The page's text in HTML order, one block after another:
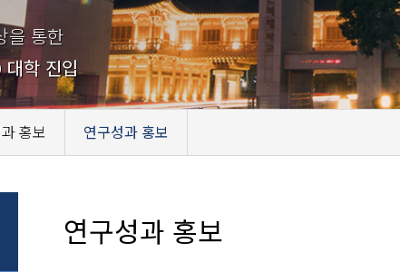
을 통한
학 진입
홍보 연구성과 홍보
연구성과 홍보